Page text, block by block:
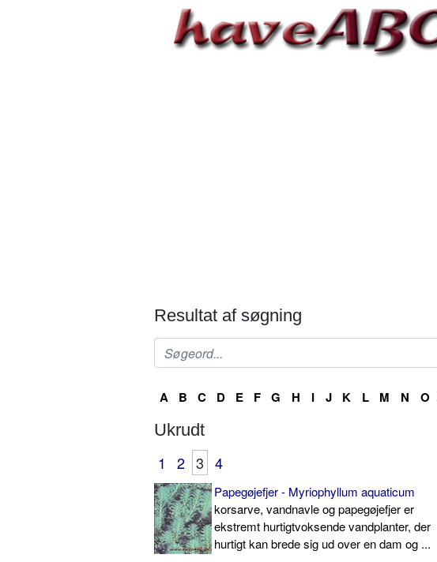
Resultat af søgning
A B C D E F G H I J K L M N O
Ukrudt
1 2 3 4
Papegøjefjer - Myriophyllum aquaticum
korsarve, vandnavle og papegøjefjer er
ekstremt hurtigtvoksende vandplanter, der
hurtigt kan brede sig ud over en dam og ...